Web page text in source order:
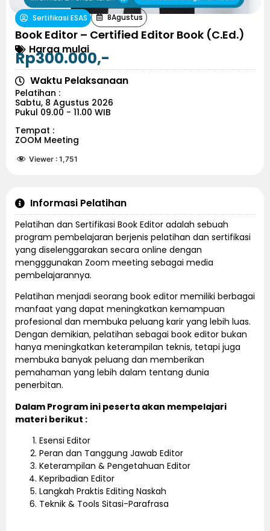
Sertifikasi ESAS 8Agustus
Book Editor – Certified Editor Book (C.Ed.)
Harga mulai
Rp300.000,-
Waktu Pelaksanaan
Pelatihan :
Sabtu, 8 Agustus 2026
Pukul 09.00 - 11.00 WIB
Tempat :
ZOOM Meeting
Viewer : 1,751
Informasi Pelatihan
Pelatihan dan Sertifikasi Book Editor adalah sebuah
program pembelajaran berjenis pelatihan dan sertifikasi
yang diselenggarakan secara online dengan
mengggunakan Zoom meeting sebagai media
pembelajarannya.
Pelatihan menjadi seorang book editor memiliki berbagai
manfaat yang dapat meningkatkan kemampuan
profesional dan membuka peluang karir yang lebih luas.
Dengan demikian, pelatihan sebagai book editor bukan
hanya meningkatkan keterampilan teknis, tetapi juga
membuka banyak peluang dan memberikan
pemahaman yang lebih dalam tentang dunia
penerbitan.
Dalam Program ini peserta akan mempelajari
materi berikut :
Esensi Editor
Peran dan Tanggung Jawab Editor
Keterampilan & Pengetahuan Editor
Kepribadian Editor
Langkah Praktis Editing Naskah
Teknik & Tools Sitasi-Parafrasa